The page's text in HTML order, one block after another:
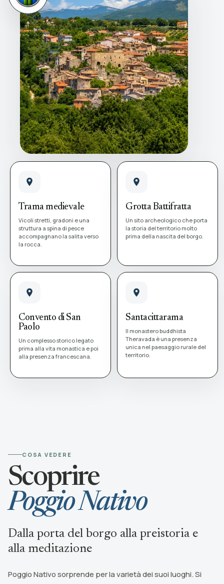
Trama medievale
Vicoli stretti, gradoni e una
struttura a spina di pesce
accompagnano la salita verso
la rocca.
Grotta Battifratta
Un sito archeologico che porta
la storia del territorio molto
prima della nascita del borgo.
Convento di San
Paolo
Un complesso storico legato
prima alla vita monastica e poi
alla presenza francescana.
Santacittarama
Il monastero buddhista
Theravada è una presenza
unica nel paesaggio rurale del
territorio.
COSA VEDERE
Scoprire
Poggio Nativo
Dalla porta del borgo alla preistoria e
alla meditazione
Poggio Nativo sorprende per la varietà dei suoi luoghi. Si